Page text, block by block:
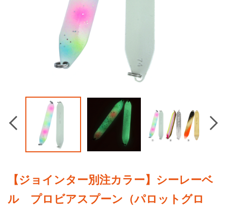
Previous
Next
【ジョインター別注カラー】シーレーベ
ル プロビアスプーン（パロットグロ